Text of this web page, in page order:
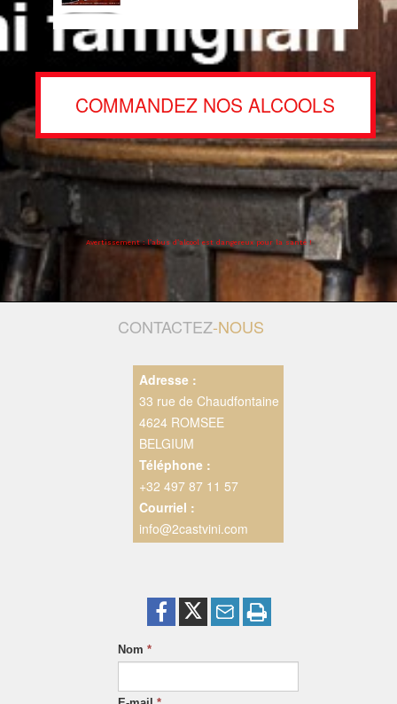
COMMANDEZ NOS ALCOOLS
Avertissement : l’abus d’alcool est dangereux pour la santé !
CONTACTEZ-NOUS
Adresse :
33 rue de Chaudfontaine
4624 ROMSEE
BELGIUM
Téléphone :
+32 497 87 11 57
Courriel :
info@2castvini.com
Nom *